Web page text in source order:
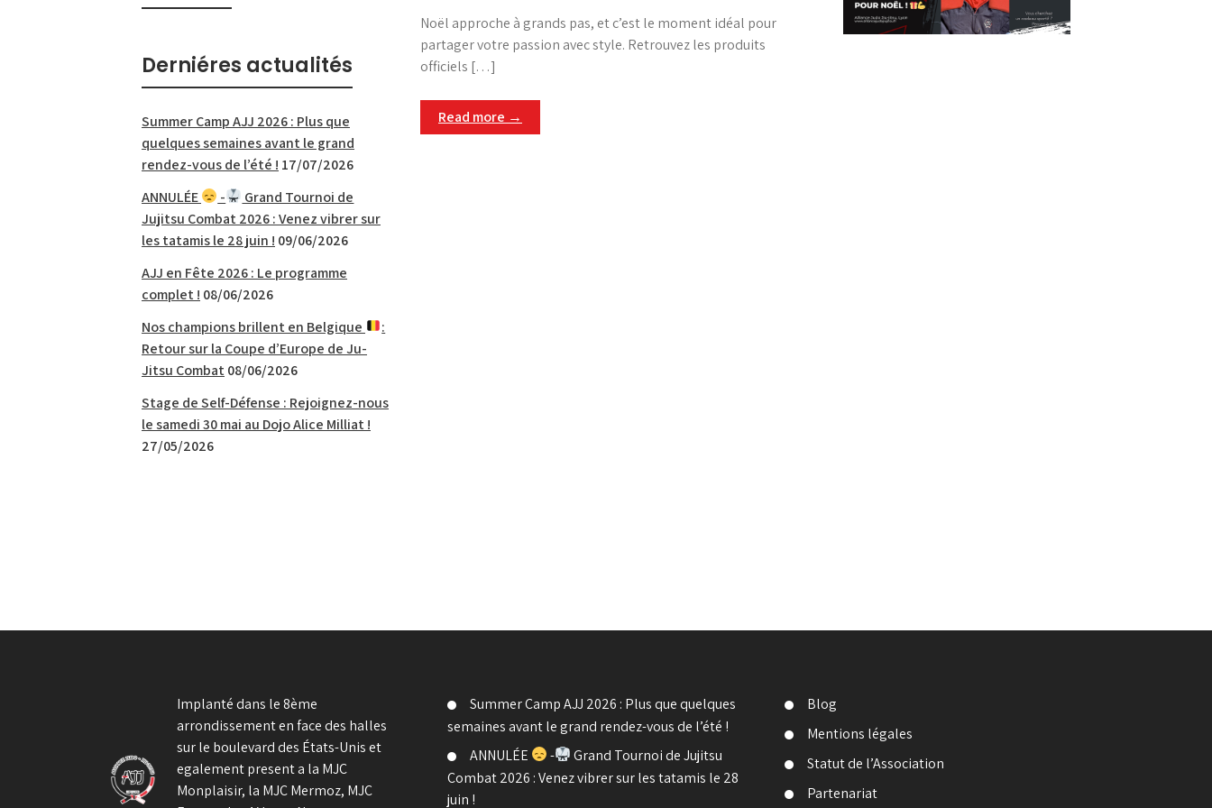
Noël approche à grands pas, et c’est le moment idéal pour
partager votre passion avec style. Retrouvez les produits
officiels […]
Read more →
Derniéres actualités
Summer Camp AJJ 2026 : Plus que
quelques semaines avant le grand
rendez-vous de l’été ! 17/07/2026
ANNULÉE
-
Grand Tournoi de
Jujitsu Combat 2026 : Venez vibrer sur
les tatamis le 28 juin ! 09/06/2026
AJJ en Fête 2026 : Le programme
complet ! 08/06/2026
Nos champions brillent en Belgique
:
Retour sur la Coupe d’Europe de Ju-
Jitsu Combat 08/06/2026
Stage de Self-Défense : Rejoignez-nous
le samedi 30 mai au Dojo Alice Milliat !
27/05/2026
Implanté dans le 8ème
arrondissement en face des halles
sur le boulevard des États-Unis et
egalement present a la MJC
Monplaisir, la MJC Mermoz, MJC
Summer Camp AJJ 2026 : Plus que quelques
semaines avant le grand rendez-vous de l’été !
ANNULÉE
-
Grand Tournoi de Jujitsu
Combat 2026 : Venez vibrer sur les tatamis le 28
juin !
Blog
Mentions légales
Statut de l’Association
Partenariat